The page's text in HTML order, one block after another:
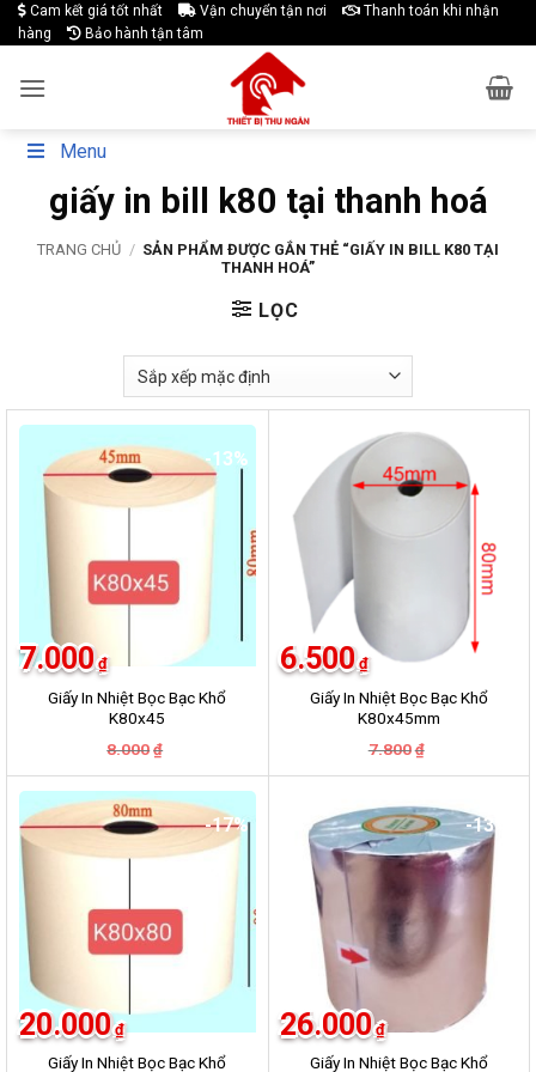
Skip
to
Cam kết giá tốt nhất Vận chuyển tận nơi
Thanh toán khi nhận
hàng
Bảo hành tận tâm
Menu
giấy in bill k80 tại thanh hoá
TRANG CHỦ / SẢN PHẨM ĐƯỢC GẮN THẺ “GIẤY IN BILL K80 TẠI
THANH HOÁ”
LỌC
-13%
Giấy In Nhiệt Bọc Bạc Khổ
K80x45
8.000 ₫
là:
8.000₫.
7.000 ₫
tại
là:
7.000₫.
-17%
Giấy In Nhiệt Bọc Bạc Khổ
K80x45mm
7.800 ₫
là:
6.500 ₫
tại
6.500₫.
-17%
Giấy In Nhiệt Bọc Bạc Khổ
20.000 ₫
-13%
Giấy In Nhiệt Bọc Bạc Khổ
26.000 ₫